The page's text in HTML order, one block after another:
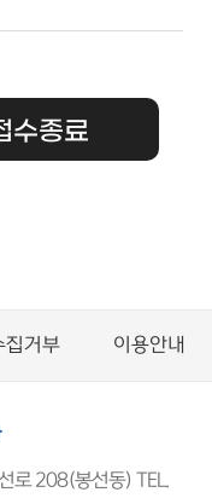
수종료
집거부 이용안내
로 208(봉선동) TEL.